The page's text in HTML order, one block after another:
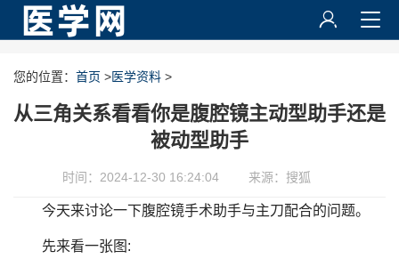
您的位置： 首页 >医学资料 >
从三角关系看看你是腹腔镜主动型助手还是
被动型助手
时间：2024-12-30 16:24:04 来源：搜狐
今天来讨论一下腹腔镜手术助手与主刀配合的问题。
先来看一张图: